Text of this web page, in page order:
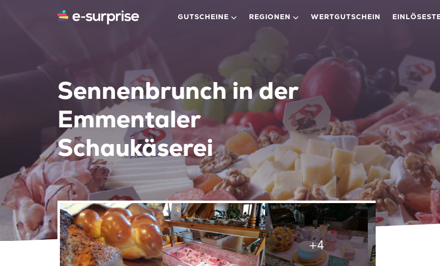
GUTSCHEINE REGIONEN WERTGUTSCHEIN
Sennenbrunch in der
Emmentaler
Schaukäserei
+4